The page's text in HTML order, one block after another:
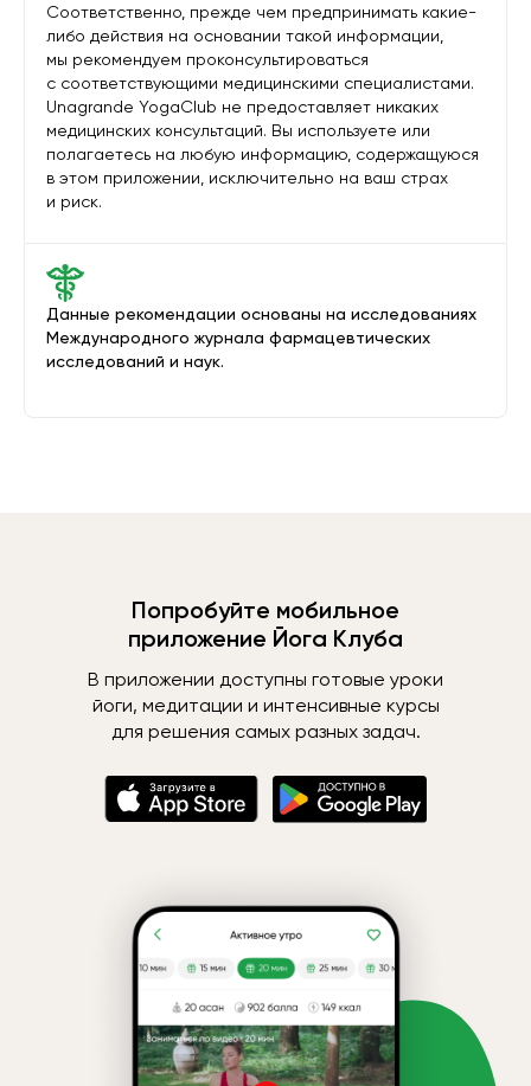
Данные рекомендации основаны на исследованиях
Международного журнала фармацевтических
исследований и наук.
Соответственно, прежде чем предпринимать какие-
либо действия на основании такой информации,
мы рекомендуем проконсультироваться
с соответствующими медицинскими специалистами.
Unagrande YogaClub не предоставляет никаких
медицинских консультаций. Вы используете или
полагаетесь на любую информацию, содержащуюся
в этом приложении, исключительно на ваш страх
и риск.
Попробуйте мобильное
приложение Йога Клуба
В приложении доступны готовые уроки
йоги, медитации и интенсивные курсы
для решения самых разных задач.